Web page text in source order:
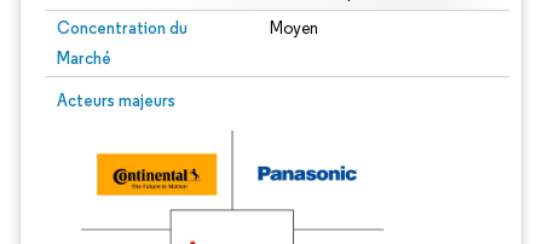
Concentration du
Marché
Moyen
Acteurs majeurs
Image © Mordor Intelligence. La réutilisation nécessite une attribution sous CC